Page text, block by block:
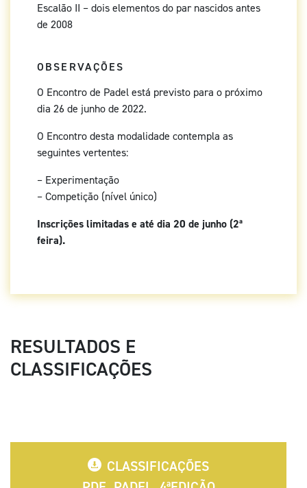
Escalão II – dois elementos do par nascidos antes
de 2008
OBSERVAÇÕES
O Encontro de Padel está previsto para o próximo
dia 26 de junho de 2022.
O Encontro desta modalidade contempla as
seguintes vertentes:
– Experimentação
– Competição (nível único)
Inscrições limitadas e até dia 20 de junho (2ª
feira).
RESULTADOS E
CLASSIFICAÇÕES
CLASSIFICAÇÕES